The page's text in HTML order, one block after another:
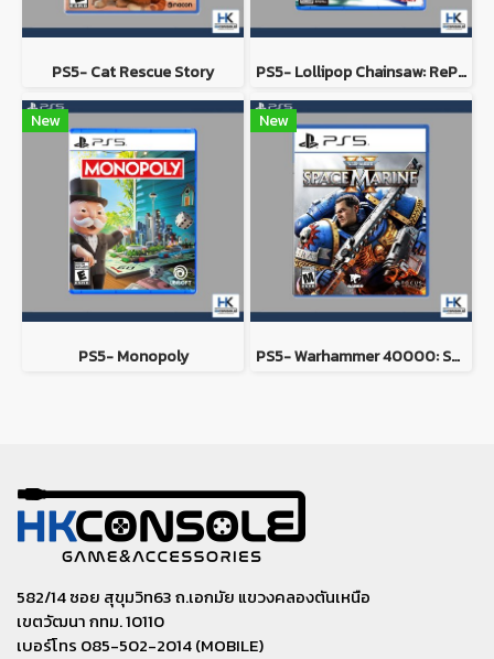
PS5- Cat Rescue Story PS5- Lollipop Chainsaw: RePOP
New
PS5- Monopoly
New
PS5- Warhammer 40000: Space Marine 2
582/14 ซอย สุขุมวิท63 ถ.เอกมัย แขวงคลองตันเหนือ
เขตวัฒนา กทม. 10110
เบอร์โทร 085-502-2014 (MOBILE)